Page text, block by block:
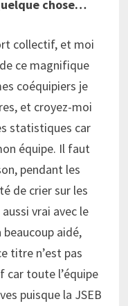
chose…
collectif, et moi
ce magnifique
coéquipiers je
et croyez-moi
statistiques car
équipe. Il faut
pendant les
de crier sur les
vrai avec le
beaucoup aidé,
titre n’est pas
car toute l’équipe
puisque la JSEB